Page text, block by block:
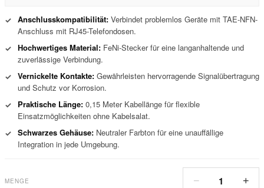
✓ Anschlusskompatibilität: Verbindet problemlos Geräte mit TAE-NFN-
Anschluss mit RJ45-Telefondosen.
✓ Hochwertiges Material: FeNi-Stecker für eine langanhaltende und
zuverlässige Verbindung.
✓ Vernickelte Kontakte: Gewährleisten hervorragende Signalübertragung
und Schutz vor Korrosion.
✓
Praktische Länge: 0,15 Meter Kabellänge für flexible
Einsatzmöglichkeiten ohne Kabelsalat.
✓ Schwarzes Gehäuse: Neutraler Farbton für eine unauffällige
Integration in jede Umgebung.
MENGE − 1 +